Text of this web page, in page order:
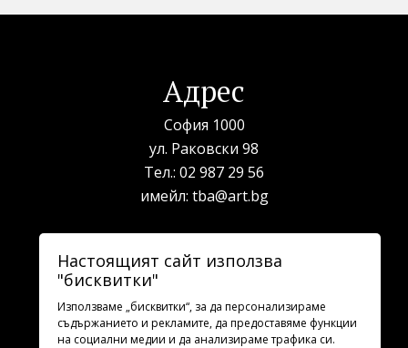
Адрес
София 1000
ул. Раковски 98
Тел.: 02 987 29 56
имейл: tba@art.bg
Билетна каса
телефон:
рабoтно време: 10:00 - 19:30
Настоящият сайт използва
"бисквитки"
Използваме „бисквитки“, за да персонализираме
съдържанието и рекламите, да предоставяме функции
на социални медии и да анализираме трафика си.